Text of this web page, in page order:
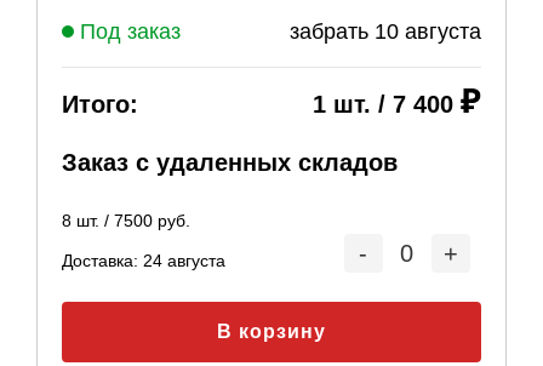
Под заказ забрать 10 августа
Итого: 1 шт. / 7 400
Заказ с удаленных складов
8 шт. / 7500 руб.
Доставка: 24 августа - 0 +
В корзину